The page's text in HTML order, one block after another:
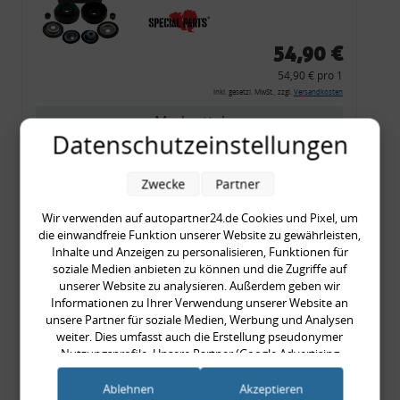
54,90 €
54,90 € pro 1
inkl. gesetzl. MwSt., zzgl. Versandkosten
Merkzettel
Zum Artikel
Rückleuchtenband mit
Blinker, rot, US-Ecken,
Audi 80 Cabrio, Typ 89,
OE-Nr.: 8G0945225 +
8G0945225C
999,99 €
999,99 € pro 1
Datenschutzeinstellungen
Wir verwenden auf autopartner24.de Cookies und Pixel, um
die einwandfreie Funktion unserer Website zu gewährleisten,
Inhalte und Anzeigen zu personalisieren, Funktionen für
soziale Medien anbieten zu können und die Zugriffe auf
unserer Website zu analysieren. Außerdem geben wir
Informationen zu Ihrer Verwendung unserer Website an
unsere Partner für soziale Medien, Werbung und Analysen
weiter. Dies umfasst auch die Erstellung pseudonymer
Nutzungsprofile. Unsere Partner (Google Advertising
Products) führen diese Informationen möglicherweise mit
weiteren Daten zusammen, die Sie ihnen bereitgestellt haben
Zwecke Partner
Ablehnen Akzeptieren